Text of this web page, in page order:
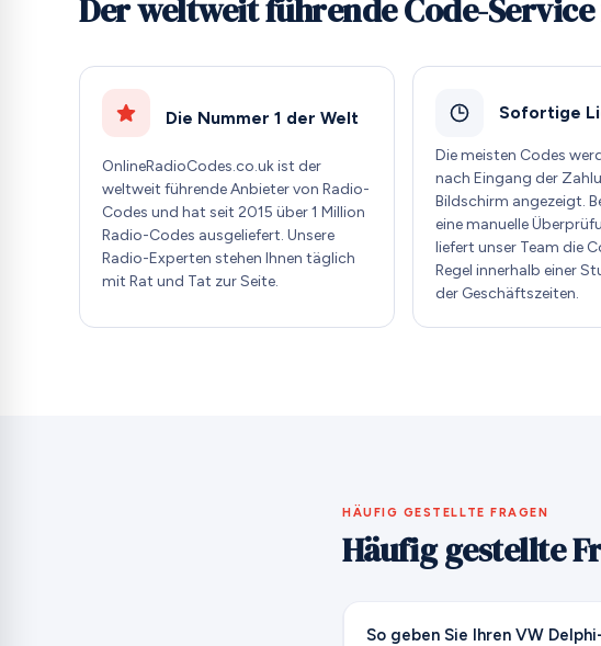
Der weltweit führende Code-
Die Nummer 1 der Welt
OnlineRadioCodes.co.uk ist der
weltweit führende Anbieter von Radio-
Codes und hat seit 2015 über 1 Million
Radio-Codes ausgeliefert. Unsere
Radio-Experten stehen Ihnen täglich
mit Rat und Tat zur Seite.
Sofortige
Die meisten Codes
nach Eingang der
Bildschirm angezeigt.
eine manuelle
liefert unser Team die
Regel innerhalb einer
der Geschäftszeiten.
HÄUFIG GESTELLTE FRAGEN
Häufig gestellte
So geben Sie Ihren VW